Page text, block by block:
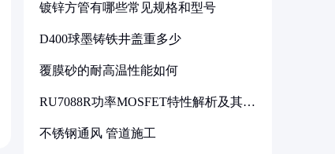
镀锌方管有哪些常见规格和型号
D400球墨铸铁井盖重多少
覆膜砂的耐高温性能如何
RU7088R功率MOSFET特性解析及其在
不锈钢通风 管道施工